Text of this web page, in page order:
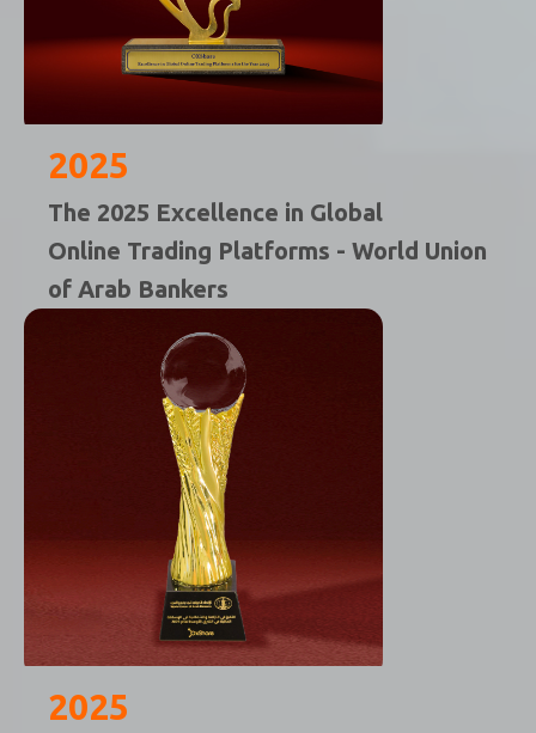
2025
The 2025 Excellence in Global
Online Trading Platforms - World Union
of Arab Bankers
2025